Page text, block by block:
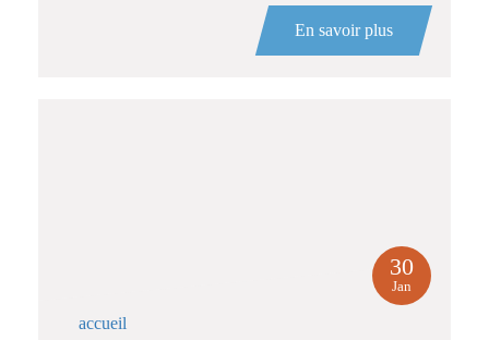
En savoir plus
accueil
30
Jan